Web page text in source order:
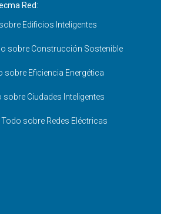
Red:
Edificios Inteligentes
sobre Construcción Sostenible
sobre Eficiencia Energética
sobre Ciudades Inteligentes
Todo sobre Redes Eléctricas